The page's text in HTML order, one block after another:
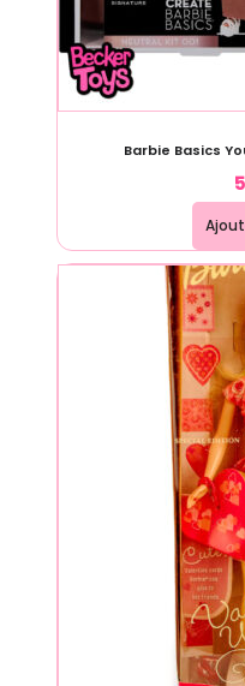
Barbie Basics